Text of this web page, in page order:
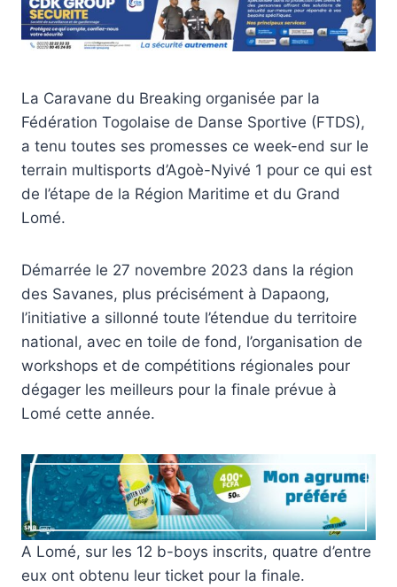
La Caravane du Breaking organisée par la
Fédération Togolaise de Danse Sportive (FTDS),
a tenu toutes ses promesses ce week-end sur le
terrain multisports d’Agoè-Nyivé 1 pour ce qui est
de l’étape de la Région Maritime et du Grand
Lomé.
Démarrée le 27 novembre 2023 dans la région
des Savanes, plus précisément à Dapaong,
l’initiative a sillonné toute l’étendue du territoire
national, avec en toile de fond, l’organisation de
workshops et de compétitions régionales pour
dégager les meilleurs pour la finale prévue à
Lomé cette année.
A Lomé, sur les 12 b-boys inscrits, quatre d’entre
eux ont obtenu leur ticket pour la finale.